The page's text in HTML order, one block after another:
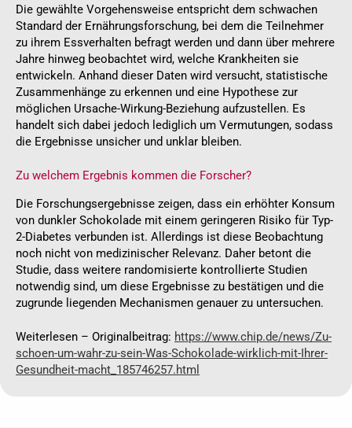
Die gewählte Vorgehensweise entspricht dem schwachen
Standard der Ernährungsforschung, bei dem die Teilnehmer
zu ihrem Essverhalten befragt werden und dann über mehrere
Jahre hinweg beobachtet wird, welche Krankheiten sie
entwickeln. Anhand dieser Daten wird versucht, statistische
Zusammenhänge zu erkennen und eine Hypothese zur
möglichen Ursache-Wirkung-Beziehung aufzustellen. Es
handelt sich dabei jedoch lediglich um Vermutungen, sodass
die Ergebnisse unsicher und unklar bleiben.
Zu welchem Ergebnis kommen die Forscher?
Die Forschungsergebnisse zeigen, dass ein erhöhter Konsum
von dunkler Schokolade mit einem geringeren Risiko für Typ-
2-Diabetes verbunden ist. Allerdings ist diese Beobachtung
noch nicht von medizinischer Relevanz. Daher betont die
Studie, dass weitere randomisierte kontrollierte Studien
notwendig sind, um diese Ergebnisse zu bestätigen und die
zugrunde liegenden Mechanismen genauer zu untersuchen.
Weiterlesen – Originalbeitrag: https://www.chip.de/news/Zu-
schoen-um-wahr-zu-sein-Was-Schokolade-wirklich-mit-Ihrer-
Gesundheit-macht_185746257.html